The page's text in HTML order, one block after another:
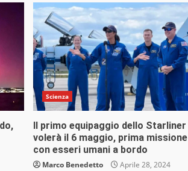
Scienza
Il primo equipaggio dello Starliner
volerà il 6 maggio, prima missione
con esseri umani a bordo
Marco Benedetto Aprile 28, 2024